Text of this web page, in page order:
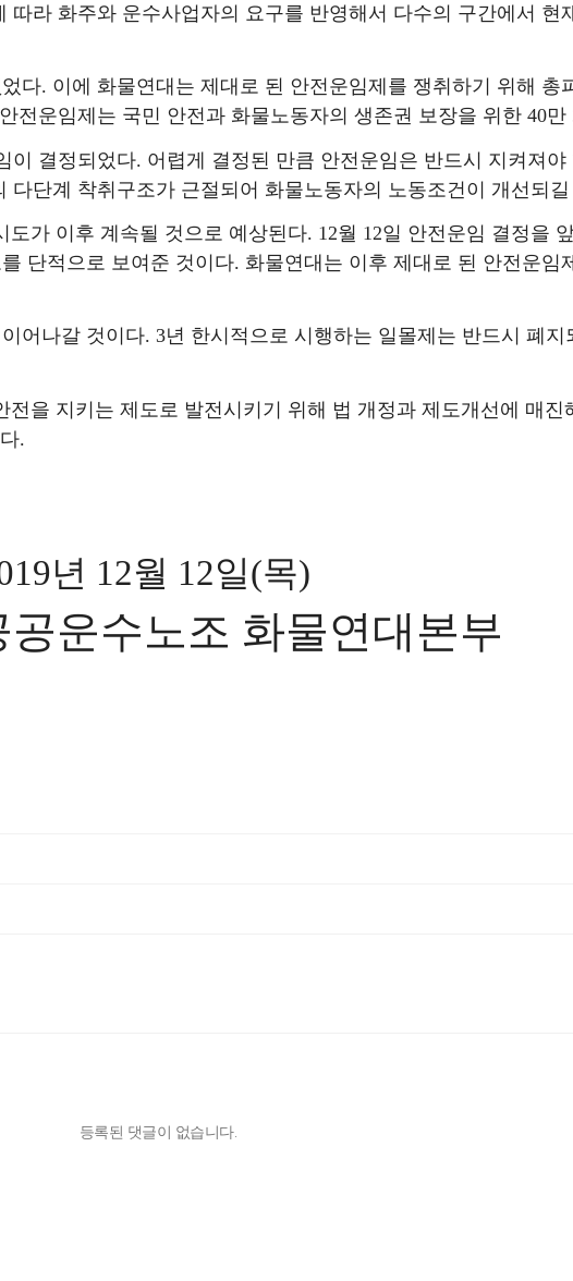
라 화주와 운수사업자의 요구를 반영해서 다수의 구간에서
다. 이에 화물연대는 제대로 된 안전운임제를 쟁취하기 위해
안전운임제는 국민 안전과 화물노동자의 생존권 보장을 위한 40만
이 결정되었다. 어렵게 결정된 만큼 안전운임은 반드시 지켜져야
다단계 착취구조가 근절되어 화물노동자의 노동조건이 개선되
도가 이후 계속될 것으로 예상된다. 12월 12일 안전운임 결정을
단적으로 보여준 것이다. 화물연대는 이후 제대로 된 안전운임
어나갈 것이다. 3년 한시적으로 시행하는 일몰제는 반드시 폐
을 지키는 제도로 발전시키기 위해 법 개정과 제도개선에 매진
.
년 12월 12일(목)
공운수노조 화물연대본부
등록된 댓글이 없습니다.